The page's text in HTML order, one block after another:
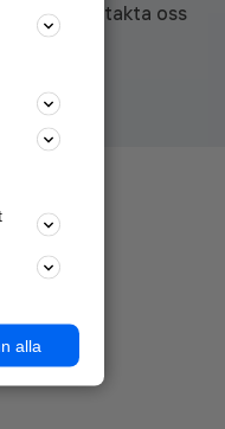
Kontakta oss
alla